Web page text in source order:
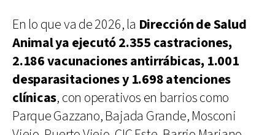
En lo que va de 2026, la Dirección de Salud
Animal ya ejecutó 2.355 castraciones,
2.186 vacunaciones antirrábicas, 1.001
desparasitaciones y 1.698 atenciones
clínicas, con operativos en barrios como
Parque Gazzano, Bajada Grande, Mosconi